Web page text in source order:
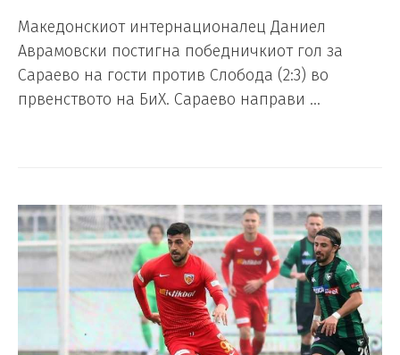
Македонскиот интернационалец Даниел
Аврамовски постигна победничкиот гол за
Сараево на гости против Слобода (2:3) во
првенството на БиХ. Сараево направи …